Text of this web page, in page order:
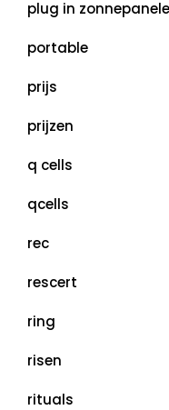
plug in
portable
prijs
prijzen
q cells
qcells
rec
rescert
ring
risen
rituals